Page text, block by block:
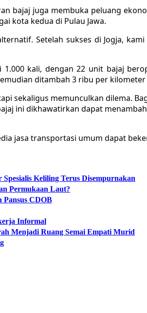
bajaj juga membuka peluang
kota kedua di Pulau Jawa.
Setelah sukses di Jogja,
kali, dengan 22 unit bajaj
ditambah 3 ribu per
sekaligus memunculkan dilema.
ini dikhawatirkan dapat
jasa transportasi umum dapat
Keliling Terus Disempurnakan
Permukaan Laut?
Pansus CDOB
Informal
Menjadi Ruang Semai Empati Murid